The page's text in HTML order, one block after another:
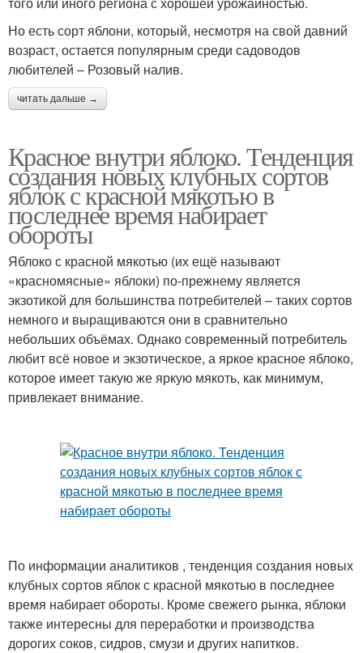
Но есть сорт яблони, который, несмотря на свой давний
возраст, остается популярным среди садоводов
любителей – Розовый налив.
читать дальше →
Красное внутри яблоко. Тенденция
создания новых клубных сортов
яблок с красной мякотью в
последнее время набирает
обороты
Яблоко с красной мякотью (их ещё называют
«красномясные» яблоки) по-прежнему является
экзотикой для большинства потребителей – таких сортов
немного и выращиваются они в сравнительно
небольших объёмах. Однако современный потребитель
любит всё новое и экзотическое, а яркое красное яблоко,
которое имеет такую же яркую мякоть, как минимум,
привлекает внимание.
По информации аналитиков , тенденция создания новых
клубных сортов яблок с красной мякотью в последнее
время набирает обороты. Кроме свежего рынка, яблоки
также интересны для переработки и производства
дорогих соков, сидров, смузи и других напитков.